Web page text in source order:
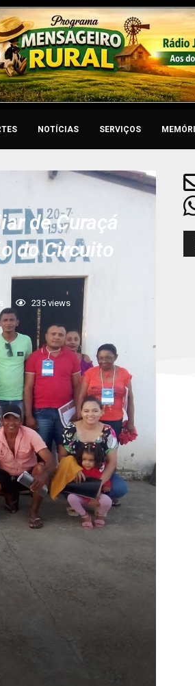
NOTÍCIAS SERVIÇOS
de Curaçá
do Circuito
235 views